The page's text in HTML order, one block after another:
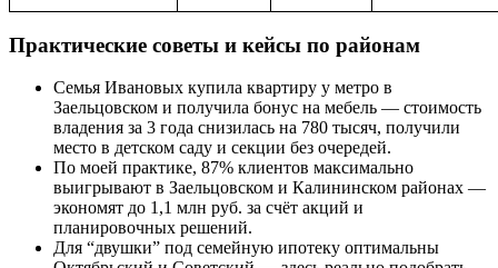
Практические советы и кейсы по районам
Семья Ивановых купила квартиру у метро в
Заельцовском и получила бонус на мебель — стоимость
владения за 3 года снизилась на 780 тысяч, получили
место в детском саду и секции без очередей.
По моей практике, 87% клиентов максимально
выигрывают в Заельцовском и Калининском районах —
экономят до 1,1 млн руб. за счёт акций и
планировочных решений.
Для “двушки” под семейную ипотеку оптимальны